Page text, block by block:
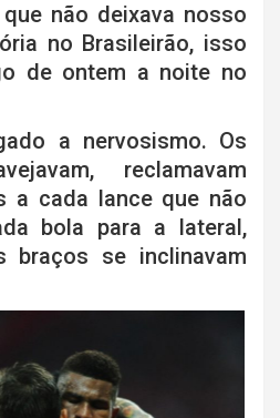
não deixava nosso
no Brasileirão, isso
de ontem a noite no
a nervosismo. Os
reclamavam
a cada lance que não
bola para a lateral,
braços se inclinavam